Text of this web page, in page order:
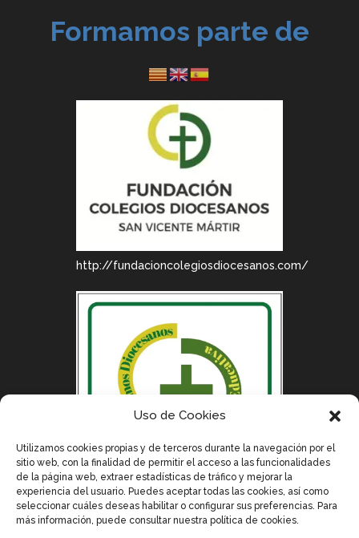
Uso de Cookies
Utilizamos cookies propias y de terceros durante la navegación por el
sitio web, con la finalidad de permitir el acceso a las funcionalidades
de la página web, extraer estadísticas de tráfico y mejorar la
experiencia del usuario. Puedes aceptar todas las cookies, así como
seleccionar cuáles deseas habilitar o configurar sus preferencias. Para
más información, puede consultar nuestra política de cookies.
Formamos parte de
http://fundacioncolegiosdiocesanos.com/